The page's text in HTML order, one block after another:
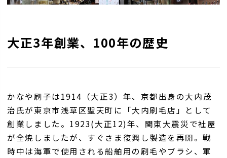
大正3年創業、100年の歴史
かなや刷子は1914（大正3）年、京都出身の大内茂
治氏が東京市浅草区聖天町に「大内刷毛店」として
創業しました。1923(大正12)年、関東大震災で社屋
が全焼しましたが、すぐさま復興し製造を再開。戦
時中は海軍で使用される船舶用の刷毛やブラシ、軍